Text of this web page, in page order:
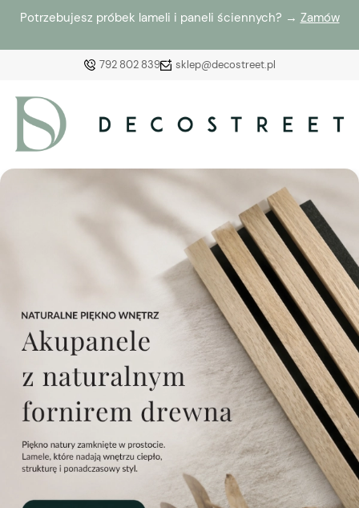
Potrzebujesz próbek lameli i paneli ściennych? → Zamów
792 802 839 sklep@decostreet.pl
Załóż konto
Wybierz coś dla siebie z naszej aktualnej oferty lub
zaloguj się, aby przywrócić dodane produkty do listy
z poprzedniej sesji.